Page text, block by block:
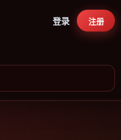
登录 注册